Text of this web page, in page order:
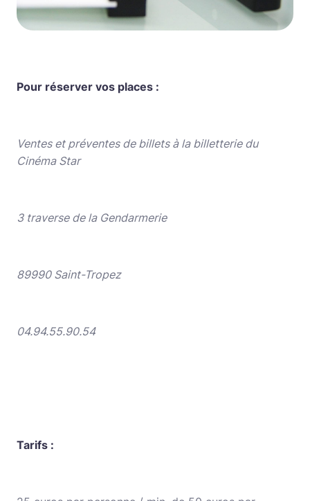
Pour réserver vos places :
Ventes et préventes de billets à la billetterie du
Cinéma Star
3 traverse de la Gendarmerie
89990 Saint-Tropez
04.94.55.90.54
Tarifs :